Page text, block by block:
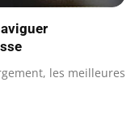
les meilleures